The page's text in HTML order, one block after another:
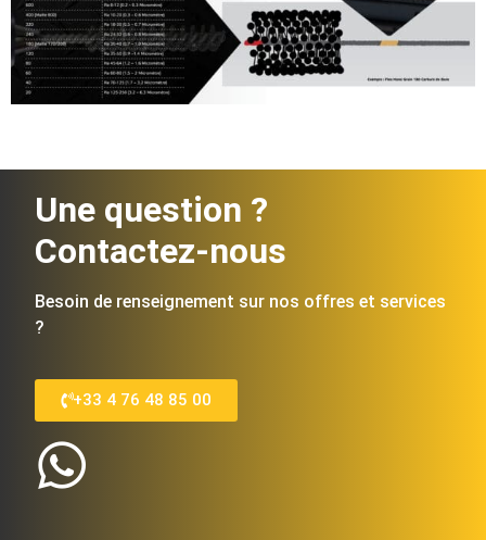
Une question ?
Contactez-nous
Besoin de renseignement sur nos offres et services
?
+33 4 76 48 85 00